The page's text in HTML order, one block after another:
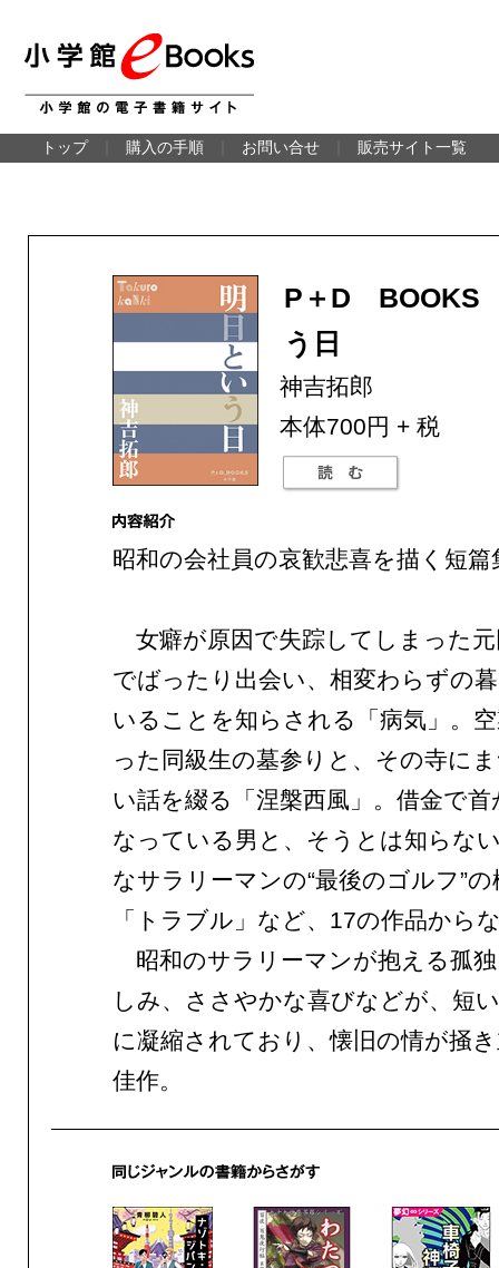
トップ 購入の手順 お問い合せ 販売サイト一覧
P＋D BOOKS
う日
神吉拓郎
本体700円 + 税
昭和の会社員の哀歓悲喜を描く短篇
女癖が原因で失踪してしまった
でばったり出会い、相変わらずの
いることを知らされる「病気」。
った同級生の墓参りと、その寺に
い話を綴る「涅槃西風」。借金で
なっている男と、そうとは知らな
なサラリーマンの“最後のゴルフ”
「トラブル」など、17の作品から
昭和のサラリーマンが抱える孤
しみ、ささやかな喜びなどが、短
に凝縮されており、懐旧の情が掻
佳作。